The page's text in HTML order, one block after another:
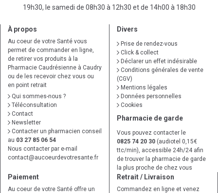
19h30, le samedi de 08h30 à 12h30 et de 14h00 à 18h30
À propos
Au coeur de votre Santé vous
permet de commander en ligne,
de retirer vos produits à la
Pharmacie Caudrésienne à Caudry
ou de les recevoir chez vous ou
en point retrait
Qui sommes-nous ?
Téléconsultation
Contact
Newsletter
Contacter un pharmacien conseil
au 03 27 85 06 54
Nous contacter par e-mail
contact@aucoeurdevotresante.fr
Divers
Prise de rendez-vous
Click & collect
Déclarer un effet indésirable
Conditions générales de vente
(CGV)
Mentions légales
Données personnelles
Cookies
Pharmacie de garde
Vous pouvez contacter le
0825 74 20 30 (audiotel 0,15€
ttc/min), accessible 24h/24 afin
de trouver la pharmacie de garde
la plus proche de chez vous
Paiement
Au coeur de votre Santé offre un
Retrait / Livraison
Commandez en ligne et venez